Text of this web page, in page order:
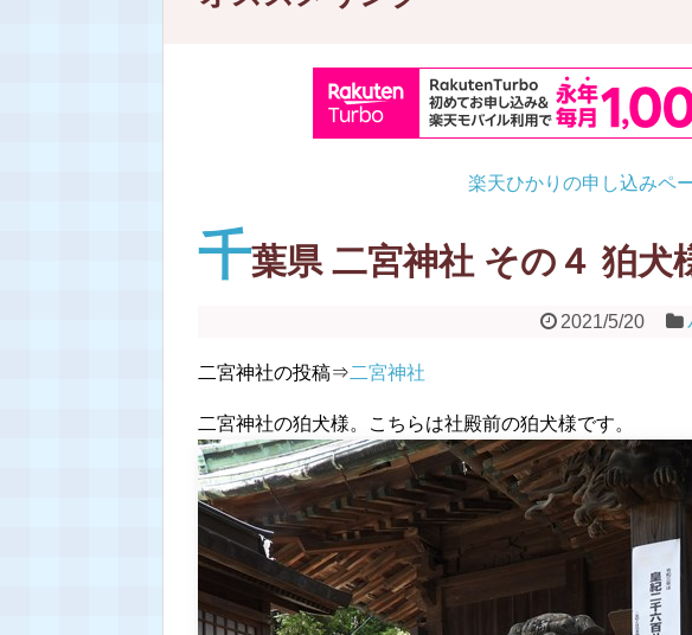
楽天ひかりの申し込みペ
千葉県 二宮神社 その４ 狛犬
2021/5/20
二宮神社の投稿⇒二宮神社
二宮神社の狛犬様。こちらは社殿前の狛犬様です。